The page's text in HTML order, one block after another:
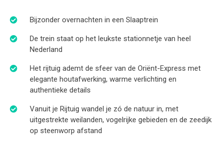
Bijzonder overnachten in een Slaaptrein
De trein staat op het leukste stationnetje van heel
Nederland
Het rijtuig ademt de sfeer van de Oriënt-Express met
elegante houtafwerking, warme verlichting en
authentieke details
Vanuit je Rijtuig wandel je zó de natuur in, met
uitgestrekte weilanden, vogelrijke gebieden en de zeedijk
op steenworp afstand